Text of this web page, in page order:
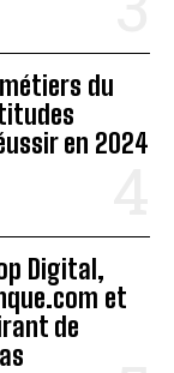
du
en 2024
Digital,
et
de